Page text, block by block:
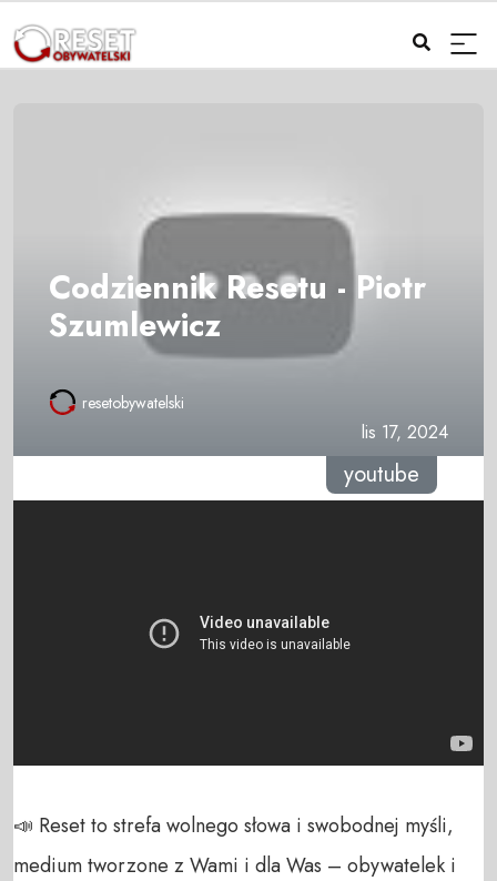
Codziennik Resetu - Piotr
Szumlewicz
resetobywatelski
lis 17, 2024
youtube
📣 Reset to strefa wolnego słowa i swobodnej myśli,
medium tworzone z Wami i dla Was – obywatelek i